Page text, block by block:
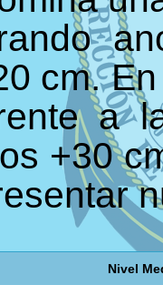
cm.
a
+30
Nivel